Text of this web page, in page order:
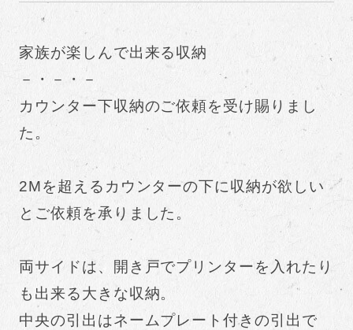
家族が楽しんで出来る収納
－・－・－
カウンター下収納のご依頼を受け賜りまし
た。
2Mを超えるカウンターの下に収納が欲しい
とご依頼を承りました。
両サイドは、開き戸でプリンターを入れたり
も出来る大きな収納。
中央の引出はネームプレート付きの引出で